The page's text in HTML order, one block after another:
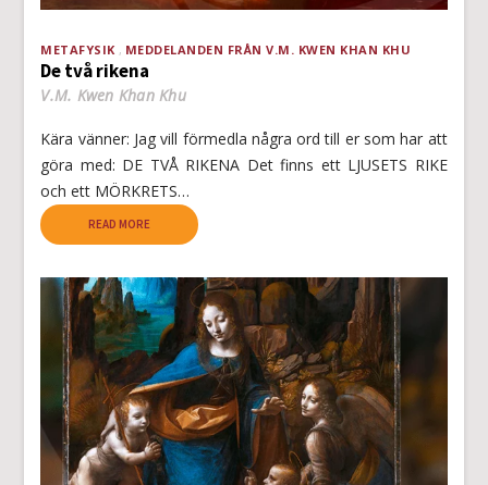
METAFYSIK MEDDELANDEN FRÅN V.M. KWEN KHAN KHU
De två rikena
V.M. Kwen Khan Khu
Kära vänner: Jag vill förmedla några ord till er som har att
göra med: DE TVÅ RIKENA Det finns ett LJUSETS RIKE
och ett MÖRKRETS…
READ MORE